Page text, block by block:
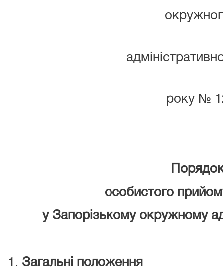
року №
особистого
у Запорізькому окружному
Загальні положення